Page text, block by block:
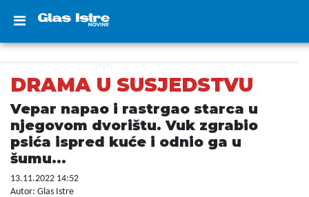
DRAMA U SUSJEDSTVU
Vepar napao i rastrgao starca u
njegovom dvorištu. Vuk zgrabio
psića ispred kuće i odnio ga u
šumu...
13.11.2022 14:52
Autor: Glas Istre